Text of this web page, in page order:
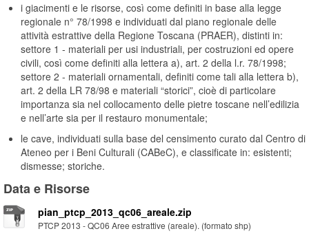
i giacimenti e le risorse, così come definiti in base alla legge
regionale n° 78/1998 e individuati dal piano regionale delle
attività estrattive della Regione Toscana (PRAER), distinti in:
settore 1 - materiali per usi industriali, per costruzioni ed opere
civili, così come definiti alla lettera a), art. 2 della l.r. 78/1998;
settore 2 - materiali ornamentali, definiti come tali alla lettera b),
art. 2 della LR 78/98 e materiali “storici”, cioè di particolare
importanza sia nel collocamento delle pietre toscane nell’edilizia
e nell’arte sia per il restauro monumentale;
le cave, individuati sulla base del censimento curato dal Centro di
Ateneo per i Beni Culturali (CABeC), e classificate in: esistenti;
dismesse; storiche.
Data e Risorse
pian_ptcp_2013_qc06_areale.zip
PTCP 2013 - QC06 Aree estrattive (areale). (formato shp)